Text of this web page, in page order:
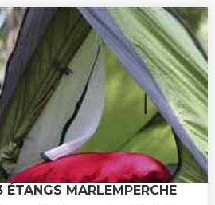
ÉTANGS MARLEMPERCHE